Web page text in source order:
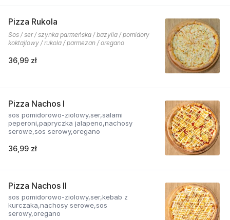
Pizza Rukola
Sos / ser / szynka parmeńska / bazylia / pomidory
koktajlowy / rukola / parmezan / oregano
36,99 zł
Pizza Nachos I
sos pomidorowo-ziolowy,ser,salami
peperoni,papryczka jalapeno,nachosy
serowe,sos serowy,oregano
36,99 zł
Pizza Nachos II
sos pomidorowo-ziolowy,ser,kebab z
kurczaka,nachosy serowe,sos
serowy,oregano